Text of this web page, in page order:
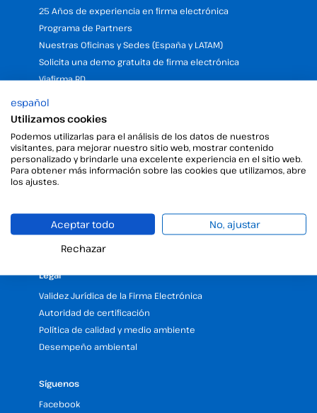
25 Años de experiencia en firma electrónica
Programa de Partners
Nuestras Oficinas y Sedes (España y LATAM)
Solicita una demo gratuita de firma electrónica
Viafirma RD
Viafirma Colombia
Recursos
Blog
Centro de Ayuda
API
FAQs
Trabaja con nosotros
Legal
Validez Jurídica de la Firma Electrónica
Autoridad de certificación
Política de calidad y medio ambiente
Desempeño ambiental
Síguenos
Facebook
español
Utilizamos cookies
Podemos utilizarlas para el análisis de los datos de nuestros
visitantes, para mejorar nuestro sitio web, mostrar contenido
personalizado y brindarle una excelente experiencia en el sitio web.
Para obtener más información sobre las cookies que utilizamos, abre
los ajustes.
Aceptar todo
No, ajustar
Rechazar